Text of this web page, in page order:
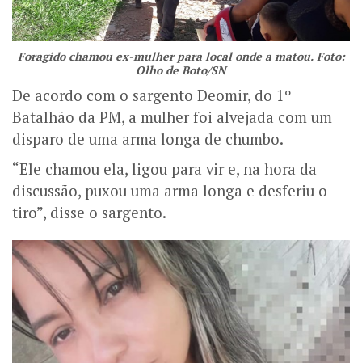
Foragido chamou ex-mulher para local onde a matou. Foto:
Olho de Boto/SN
De acordo com o sargento Deomir, do 1º
Batalhão da PM, a mulher foi alvejada com um
disparo de uma arma longa de chumbo.
“Ele chamou ela, ligou para vir e, na hora da
discussão, puxou uma arma longa e desferiu o
tiro”, disse o sargento.